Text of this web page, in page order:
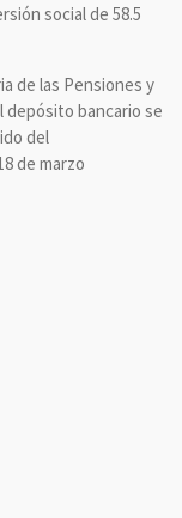
social de 58.5
de las Pensiones y
depósito bancario se
del
de marzo